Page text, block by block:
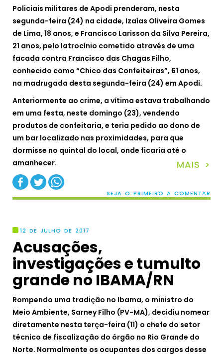
Policiais militares de Apodi prenderam, nesta
segunda-feira (24) na cidade, Izaías Oliveira Gomes
de Lima, 18 anos, e Francisco Larisson da Silva Pereira,
21 anos, pelo latrocínio cometido através de uma
facada contra Francisco das Chagas Filho,
conhecido como “Chico das Confeiteiras”, 61 anos,
na madrugada desta segunda-feira (24) em Apodi.
Anteriormente ao crime, a vítima estava trabalhando
em uma festa, neste domingo (23), vendendo
produtos de confeitaria, e teria pedido ao dono de
um bar localizado nas proximidades, para que
dormisse no quintal do local, onde ficaria até o
amanhecer.
MAIS >
SEJA O PRIMEIRO A COMENTAR
12 DE JULHO DE 2017
Acusações,
investigações e tumulto
grande no IBAMA/RN
Rompendo uma tradição no Ibama, o ministro do
Meio Ambiente, Sarney Filho (PV-MA), decidiu nomear
diretamente nesta terça-feira (11) o chefe do setor
técnico de fiscalização do órgão no Rio Grande do
Norte. Normalmente os ocupantes dos cargos desse